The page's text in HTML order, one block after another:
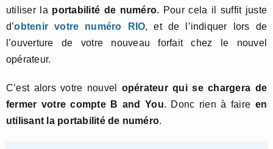
utiliser la portabilité de numéro. Pour cela il suffit juste
d’obtenir votre numéro RIO, et de l’indiquer lors de
l’ouverture de votre nouveau forfait chez le nouvel
opérateur.
C’est alors votre nouvel opérateur qui se chargera de
fermer votre compte B and You. Donc rien à faire en
utilisant la portabilité de numéro.